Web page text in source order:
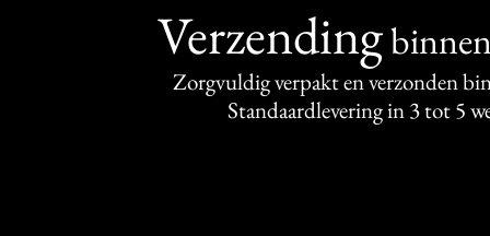
Verzending
Zorgvuldig verpakt en verzonden
Standaardlevering in 3 tot 5